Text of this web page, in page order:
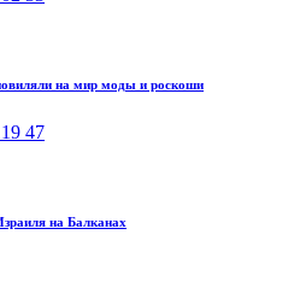
на мир моды и роскоши
на Балканах